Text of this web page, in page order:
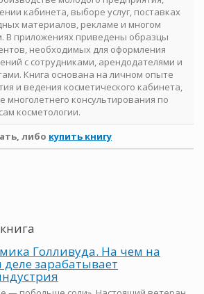
кабинета, выборе услуг, поставках
материалов, рекламе и многом
В приложениях приведены образцы
необходимых для оформления
с сотрудниками, арендодателями и
Книга основана на личном опыте
и ведения косметического кабинета,
многолетнего консультирования по
косметологии.
либо купить книгу
Голливуда. На чем на
зарабатывает